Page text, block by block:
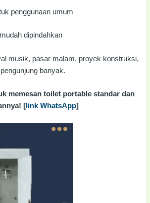
penggunaan umum
dipindahkan
musik, pasar malam, proyek konstruksi,
banyak.
memesan toilet portable standar dan
[ link WhatsApp]